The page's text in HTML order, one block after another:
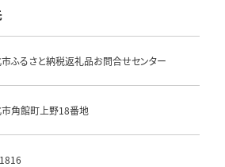
ふるさと納税返礼品お問合せセンター
角館町上野18番地